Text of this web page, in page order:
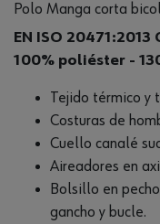
Polo Manga corta
EN ISO 20471:2013
100% poliéster -
Tejido térmico y
Costuras de
Cuello canalé
Aireadores en
Bolsillo en
gancho y bucle.